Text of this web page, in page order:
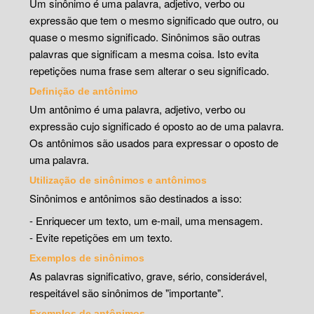
expressão que tem o mesmo significado que outro, ou
quase o mesmo significado. Sinônimos são outras
palavras que significam a mesma coisa. Isto evita
repetições numa frase sem alterar o seu significado.
Definição de antônimo
Um antônimo é uma palavra, adjetivo, verbo ou
expressão cujo significado é oposto ao de uma palavra.
Os antônimos são usados para expressar o oposto de
uma palavra.
Utilização de sinônimos e antônimos
Sinônimos e antônimos são destinados a isso:
- Enriquecer um texto, um e-mail, uma mensagem.
- Evite repetições em um texto.
Exemplos de sinônimos
As palavras significativo, grave, sério, considerável,
respeitável são sinônimos de "importante".